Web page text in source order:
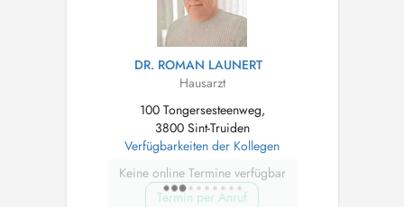
DR. ROMAN LAUNERT
Hausarzt
100 Tongersesteenweg,
3800 Sint-Truiden
Verfügbarkeiten der Kollegen
Keine online Termine verfügbar
Termin per Anruf